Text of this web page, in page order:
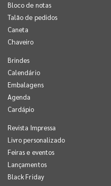
Bloco de notas
Talão de pedidos
Caneta
Chaveiro
Brindes
Calendário
Embalagens
Agenda
Cardápio
Revista Impressa
Livro personalizado
Feiras e eventos
Lançamentos
Black Friday